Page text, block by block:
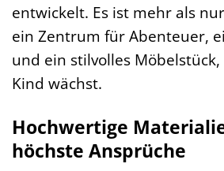
entwickelt. Es ist mehr als
ein Zentrum für Abenteuer,
und ein stilvolles
Kind wächst.
Hochwertige
höchste Ansprüche